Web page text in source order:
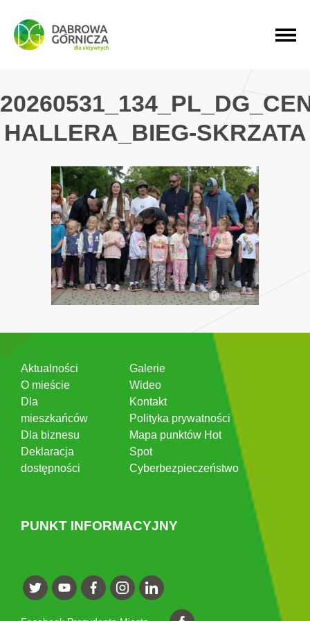
PRZEJDŹ DO MENU GŁÓWNEGO
PRZEJDŹ DO WYSZUKIWARKI
PRZEJDŹ DO TREŚCI
HALLERA_BIEG-SKRZATA
Aktualności
O mieście
Dla
mieszkańców
Dla biznesu
Deklaracja
dostępności
Galerie
Wideo
Kontakt
Polityka prywatności
Mapa punktów Hot
Spot
Cyberbezpieczeństwo
PUNKT INFORMACYJNY